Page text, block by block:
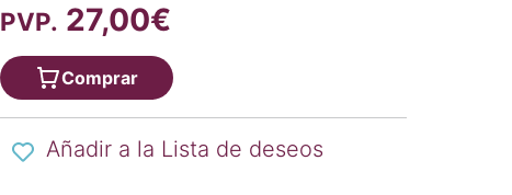
PVP. 27,00€
Comprar
Añadir a la Lista de deseos